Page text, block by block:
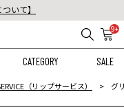
いて】
送料無料！
9+
CATEGORY SALE
（リップサービス） グ